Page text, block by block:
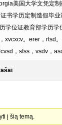
美国大学文凭定
书学历定制造假毕
学位证教育部学历学
xvcxcv。erer，rtsd。
，sfss，vsdv，
į šią temą.